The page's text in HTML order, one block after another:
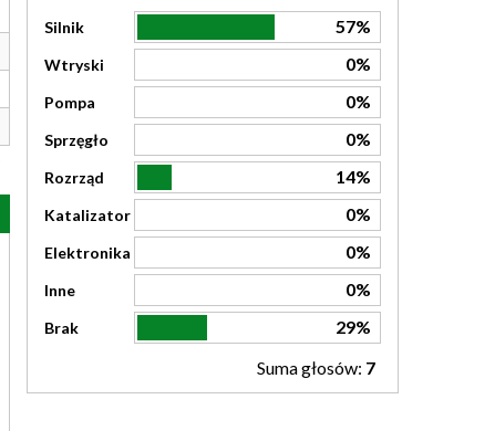
Silnik 57%
Wtryski 0%
Pompa 0%
Sprzęgło 0%
Rozrząd 14%
Katalizator 0%
Elektronika 0%
Inne 0%
Brak
29%
Suma głosów: 7